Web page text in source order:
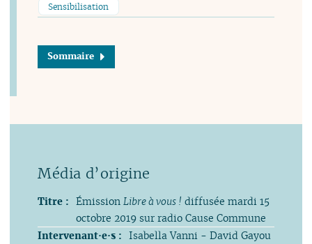
Sensibilisation
Sommaire
Titre : Émission Libre à vous ! diffusée mardi 15
octobre 2019 sur radio Cause Commune
Intervenant·e·s : Isabella Vanni - David Gayou